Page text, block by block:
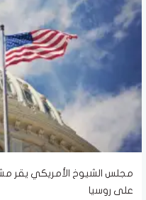
مجلس الشيوخ الأمريكي يقر
على روسيا